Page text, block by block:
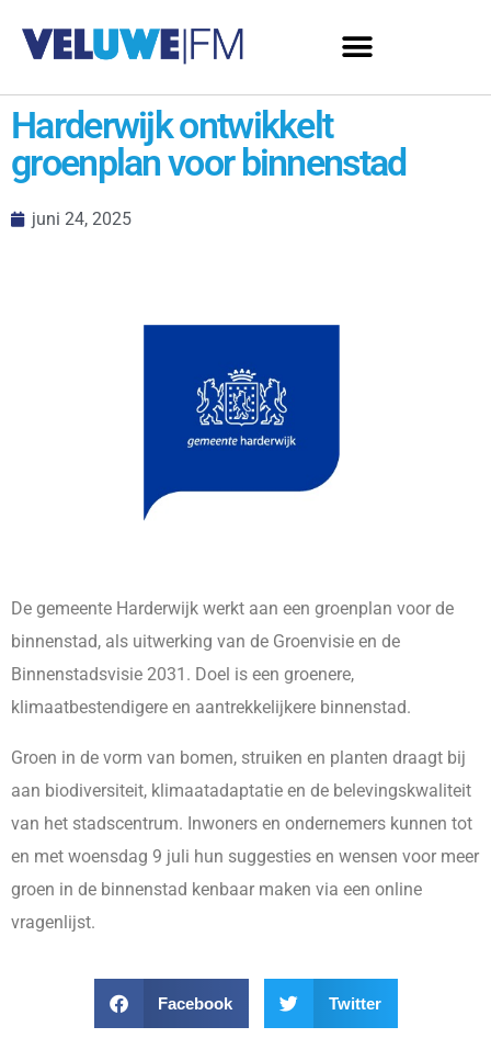
Harderwijk ontwikkelt
groenplan voor binnenstad
juni 24, 2025
De gemeente Harderwijk werkt aan een groenplan voor de
binnenstad, als uitwerking van de Groenvisie en de
Binnenstadsvisie 2031. Doel is een groenere,
klimaatbestendigere en aantrekkelijkere binnenstad.
Groen in de vorm van bomen, struiken en planten draagt bij
aan biodiversiteit, klimaatadaptatie en de belevingskwaliteit
van het stadscentrum. Inwoners en ondernemers kunnen tot
en met woensdag 9 juli hun suggesties en wensen voor meer
groen in de binnenstad kenbaar maken via een online
vragenlijst.
Facebook Twitter